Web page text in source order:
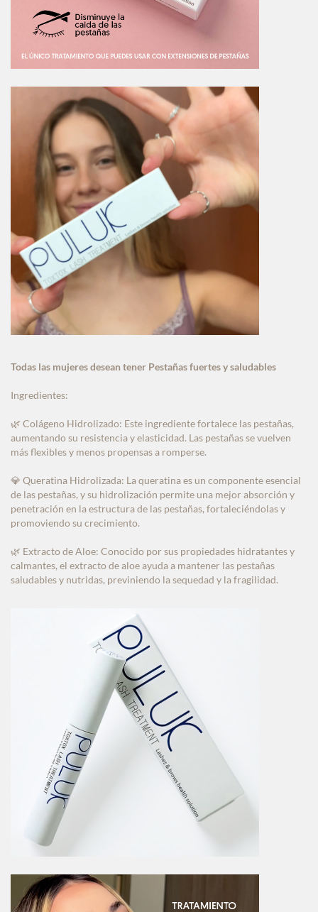
Todas las mujeres desean tener Pestañas fuertes y saludables
Ingredientes:
🌿 Colágeno Hidrolizado: Este ingrediente fortalece las pestañas,
aumentando su resistencia y elasticidad. Las pestañas se vuelven
más flexibles y menos propensas a romperse.
💎 Queratina Hidrolizada: La queratina es un componente esencial
de las pestañas, y su hidrolización permite una mejor absorción y
penetración en la estructura de las pestañas, fortaleciéndolas y
promoviendo su crecimiento.
🌿 Extracto de Aloe: Conocido por sus propiedades hidratantes y
calmantes, el extracto de aloe ayuda a mantener las pestañas
saludables y nutridas, previniendo la sequedad y la fragilidad.